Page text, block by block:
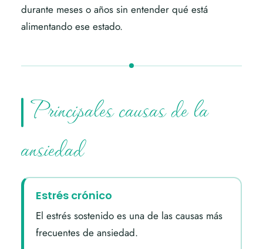
durante meses o años sin entender qué está
alimentando ese estado.
Principales causas de la
ansiedad
Estrés crónico
El estrés sostenido es una de las causas más
frecuentes de ansiedad.